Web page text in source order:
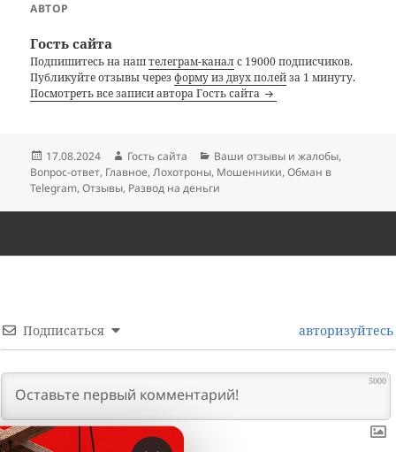
АВТОР
Гость сайта
Подпишитесь на наштелеграм-каналс 19000 подписчиков.
Публикуйте отзывы черезформу из двух полейза 1 минуту.
Посмотреть все записи автора Гость сайта
Опубликовано
17.08.2024 Автор
Гость сайта Рубрики
Ваши отзывы и жалобы,
Вопрос-ответ, Главное,Лохотроны, Мошенники,Обман в
Telegram,Отзывы, Развод на деньги
Подписаться авторизуйтесь
5000